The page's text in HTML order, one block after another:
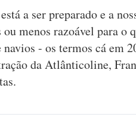
a ser preparado e a
menos razoável para o
- os termos cá em
da Atlânticoline,